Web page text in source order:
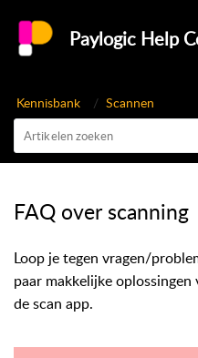
Paylogic Help
Kennisbank Scannen
FAQ over scanning
Loop je tegen vragen/
paar makkelijke
de scan app.